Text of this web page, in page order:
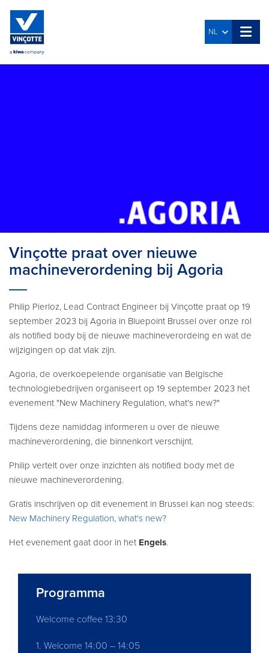
NL
Vinçotte praat over nieuwe
machineverordening bij Agoria
Philip Pierloz, Lead Contract Engineer bij Vinçotte praat op 19
september 2023 bij Agoria in Bluepoint Brussel over onze rol
als notified body bij de nieuwe machineverordeing en wat de
wijzigingen op dat vlak zijn.
Agoria, de overkoepelende organisatie van Belgische
technologiebedrijven organiseert op 19 september 2023 het
evenement "New Machinery Regulation, what's new?"
Tijdens deze namiddag informeren u over de nieuwe
machineverordening, die binnenkort verschijnt.
Philip vertelt over onze inzichten als notified body met de
nieuwe machineverordening.
Gratis inschrijven op dit evenement in Brussel kan nog steeds:
New Machinery Regulation, what's new?
Het evenement gaat door in het Engels.
Programma
Welcome coffee 13:30
1. Welcome 14:00 – 14:05